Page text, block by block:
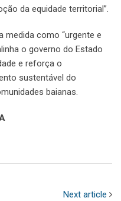
da equidade territorial”.
medida como “urgente e
o governo do Estado
e reforça o
sustentável do
baianas.
Next article